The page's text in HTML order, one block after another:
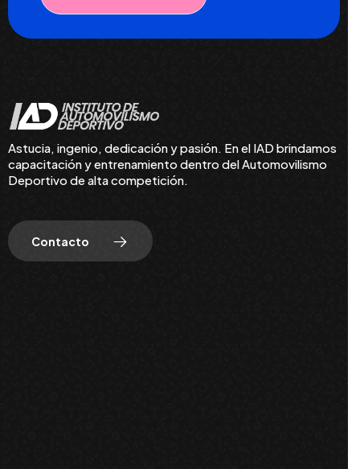
Astucia, ingenio, dedicación y pasión. En el IAD brindamos
capacitación y entrenamiento dentro del Automovilismo
Deportivo de alta competición.
Contacto